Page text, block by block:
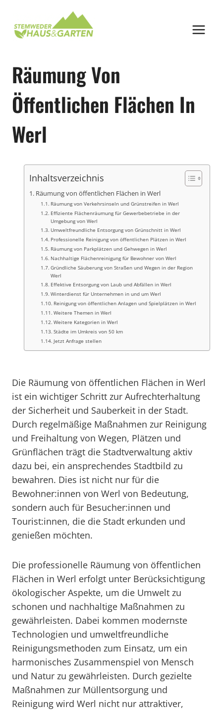
springen
Räumung Von
Öffentlichen Flächen In
Werl
Inhaltsverzeichnis
Räumung von öffentlichen Flächen in Werl
Räumung von Verkehrsinseln und Grünstreifen in Werl
Effiziente Flächenräumung für Gewerbebetriebe in der
Umgebung von Werl
Umweltfreundliche Entsorgung von Grünschnitt in Werl
Professionelle Reinigung von öffentlichen Plätzen in Werl
Räumung von Parkplätzen und Gehwegen in Werl
Nachhaltige Flächenreinigung für Bewohner von Werl
Gründliche Säuberung von Straßen und Wegen in der Region
Werl
Effektive Entsorgung von Laub und Abfällen in Werl
Winterdienst für Unternehmen in und um Werl
Reinigung von öffentlichen Anlagen und Spielplätzen in Werl
Weitere Themen in Werl
Weitere Kategorien in Werl
Städte im Umkreis von 50 km
Jetzt Anfrage stellen
Die Räumung von öffentlichen Flächen in Werl
ist ein wichtiger Schritt zur Aufrechterhaltung
der Sicherheit und Sauberkeit in der Stadt.
Durch regelmäßige Maßnahmen zur Reinigung
und Freihaltung von Wegen, Plätzen und
Grünflächen trägt die Stadtverwaltung aktiv
dazu bei, ein ansprechendes Stadtbild zu
bewahren. Dies ist nicht nur für die
Bewohner:innen von Werl von Bedeutung,
sondern auch für Besucher:innen und
Tourist:innen, die die Stadt erkunden und
genießen möchten.
Die professionelle Räumung von öffentlichen
Flächen in Werl erfolgt unter Berücksichtigung
ökologischer Aspekte, um die Umwelt zu
schonen und nachhaltige Maßnahmen zu
gewährleisten. Dabei kommen modernste
Technologien und umweltfreundliche
Reinigungsmethoden zum Einsatz, um ein
harmonisches Zusammenspiel von Mensch
und Natur zu gewährleisten. Durch gezielte
Maßnahmen zur Müllentsorgung und
Reinigung wird Werl nicht nur attraktiver,